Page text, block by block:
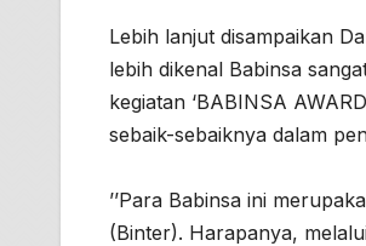
Lebih lanjut disampaikan
lebih dikenal Babinsa
kegiatan ‘BABINSA
sebaik-sebaiknya dalam
’’Para Babinsa ini
(Binter). Harapanya,